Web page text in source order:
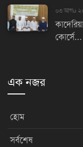
০৩ আগu
কোর্সে...
এক নজর
হোম
সর্বশেষ